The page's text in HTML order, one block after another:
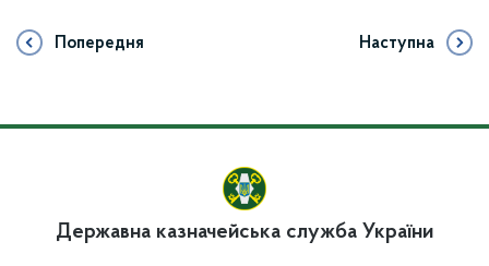
Попередня Наступна
Державна казначейська служба України